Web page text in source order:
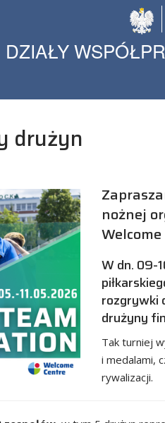
DZIAŁY
drużyn
nożnej
W dn. 09-
rozgrywki
drużyny
Tak turniej
i medalami,
rywalizacji.